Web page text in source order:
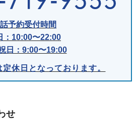
予約受付時間
：10:00〜22:00
日：9:00〜19:00
休日となっております。
せ